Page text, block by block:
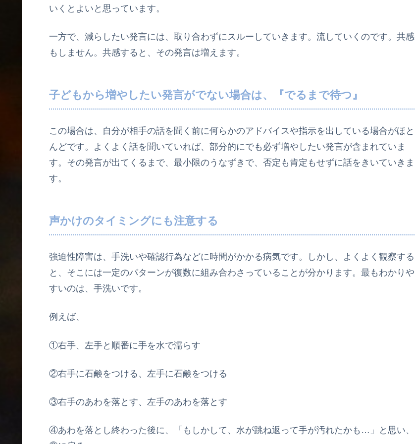
いくとよいと思っています。
一方で、減らしたい発言には、取り合わずにスルーしていきます。流していくのです。共感
もしません。共感すると、その発言は増えます。
子どもから増やしたい発言がでない場合は、『でるまで待つ』
この場合は、自分が相手の話を聞く前に何らかのアドバイスや指示を出している場合がほと
んどです。よくよく話を聞いていれば、部分的にでも必ず増やしたい発言が含まれていま
す。その発言が出てくるまで、最小限のうなずきで、否定も肯定もせずに話をきいていきま
す。
声かけのタイミングにも注意する
強迫性障害は、手洗いや確認行為などに時間がかかる病気です。しかし、よくよく観察する
と、そこには一定のパターンが復数に組み合わさっていることが分かります。最もわかりや
すいのは、手洗いです。
例えば、
①右手、左手と順番に手を水で濡らす
②右手に石鹸をつける、左手に石鹸をつける
③右手のあわを落とす、左手のあわを落とす
④あわを落とし終わった後に、「もしかして、水が跳ね返って手が汚れたかも…」と思い、